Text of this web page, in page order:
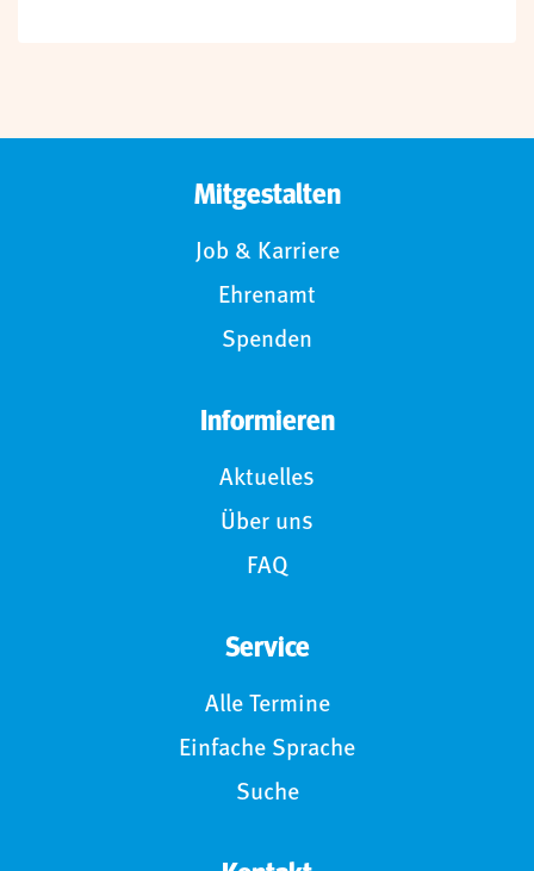
Mitgestalten
Job & Karriere
Ehrenamt
Spenden
Informieren
Aktuelles
Über uns
FAQ
Service
Alle Termine
Einfache Sprache
Suche